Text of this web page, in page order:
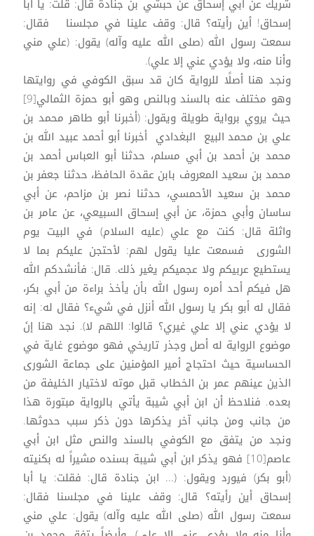
شريك عن أبي إسحاق عن حبشي بن جنادة قال: قلت: يا أبا
إسحاق! أين رأيته؟ قال: وقف علينا في مجلسنا فقال:
سمعت رسول الله (صلى الله عليه وآله) يقول: (علي مني
وأنا منه، ولا يؤدي عني إلا علي).
ونجد هنا أصلًا للرواية كان قد سبق الكوفي في روايتها
وهو مختلف عنه بالسند وبالنص وهو أبو حمزة الثمالي[9]
حيث يروي برواية طويلة ويقول: (أخبرنا أبو طاهر محمد بن
علي بن محمد البيع البغدادي أخبرنا أبو أحمد عبيد الله بن
محمد بن أحمد بن أبي مسلم، حدثنا أبو العباس أحمد بن
محمد بن سعيد المعروف بابن عقدة الحافظ، حدثنا جعفر بن
محمد بن سعيد الأحمسي، حدثنا نصر بن مزاحم، عن أبي
ساسان وأبي حمزة، عن أبي إسحاق السبيعي، عن عامر بن
واثلة قال: كنت مع علي (عليه السلام) في البيت يوم
الشورى فسمعت عليا يقول لهم: لأحتجن عليكم بما لا
يستطيع عربيكم ولا عجميكم يغير ذلك. قال: فأنشدكم الله
هل فيكم أحد أمره رسول الله بأن يأخذ براءة من أبي بكر،
فقال له أبو بكر يا رسول الله أنزل في شيء؟ فقال له: إنه
لا يؤدي عني إلا علي غيري؟ قالوا: اللهم لا). نجد هنا إنَ
موضوع الرواية له أصل وجذر تاريخي فهو موضوع غاية في
الحساسية حيث احتجاج أمير المؤمنين على جماعة الشورى
الذين عينهم عمر بن الخطاب قبل موته لاختيار الخليفة من
بعده. فنلاحظ أن ابن أبي شيبة يأتي بالرواية مبتورة هذا
من جانب ومن جانب آخر يذكرها دون ذكر سبب حدوثها.
ونجد من يتفق مع الكوفي بالسند والنص مثل ابن أبي
عاصم[10] فهو يذكر ابن أبي شيبة بسنده مشيراً له بكنيته
(أبو بكر) فيورد ويقول: (... ابن جنادة قال: فقلت: يا أبا
إسحاق أين رأيته؟ قال: وقف علينا في مجلسنا فقال:
سمعت رسول الله (صلى الله عليه وآله) يقول: علي مني